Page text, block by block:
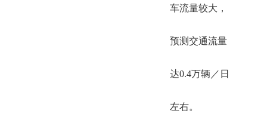
车流量较大，
预测交通流量
达0.4万辆／日
左右。